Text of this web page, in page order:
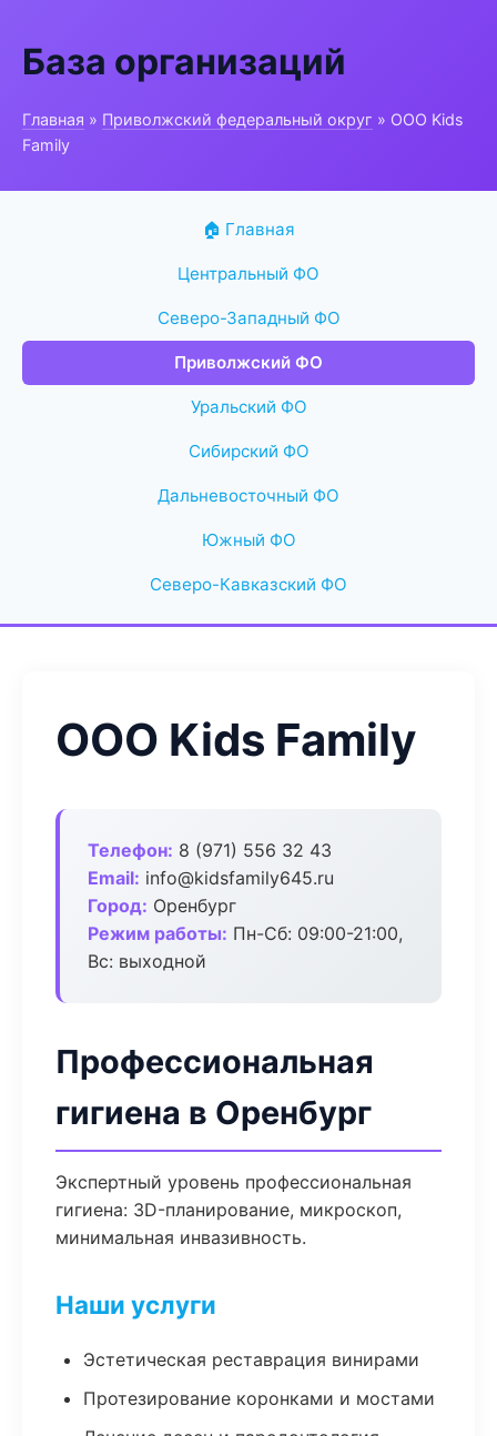
База организаций
Главная » Приволжский федеральный округ » ООО Kids
Family
🏠 Главная
Центральный ФО
Северо-Западный ФО
Приволжский ФО
Уральский ФО
Сибирский ФО
Дальневосточный ФО
Южный ФО
Северо-Кавказский ФО
ООО Kids Family
Телефон: 8 (971) 556 32 43
Email: info@kidsfamily645.ru
Город: Оренбург
Режим работы: Пн-Сб: 09:00-21:00,
Вс: выходной
Профессиональная
гигиена в Оренбург
Экспертный уровень профессиональная
гигиена: 3D-планирование, микроскоп,
минимальная инвазивность.
Наши услуги
Эстетическая реставрация винирами
Протезирование коронками и мостами